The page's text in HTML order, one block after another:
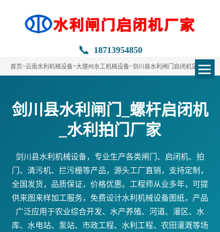
📞 18713954850
首页>云南水利机械设备>大理州水工机械设备>剑川县水利闸门启闭机定做
剑川县水利闸门_螺杆启闭机
_水利拍门厂家
剑川县水利机械设备，专业生产各类闸门、启闭机、拍
门、清污机、拦污栅等产品，源头工厂直销，支持定制，
全国发货，品质保证，价格优惠。工程师从业多年，可提
供来图来样加工服务，免费设计水利机械设备图纸，产品
广泛应用于农业综合开发、水产养殖、河道、灌区、水
库、水电站、泵站、市政工程、水利工程、农田灌溉等场